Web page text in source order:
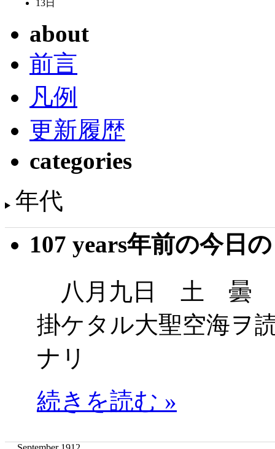
13日
about
前言
凡例
更新履歴
categories
年代
107 years年前の今日
八月九日 土 曇
掛ケタル大聖空海ヲ
ナリ
続きを読む »